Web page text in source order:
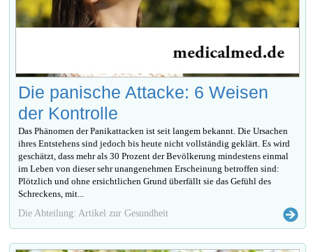
Die panische Attacke: 6 Weisen
der Kontrolle
Das Phänomen der Panikattacken ist seit langem bekannt. Die Ursachen
ihres Entstehens sind jedoch bis heute nicht vollständig geklärt. Es wird
geschätzt, dass mehr als 30 Prozent der Bevölkerung mindestens einmal
im Leben von dieser sehr unangenehmen Erscheinung betroffen sind:
Plötzlich und ohne ersichtlichen Grund überfällt sie das Gefühl des
Schreckens, mit...
Die Abteilung: Artikel zur Gesundheit